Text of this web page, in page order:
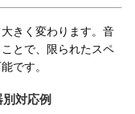
きく変わります。音
とで、限られたスペ
です。
対応例